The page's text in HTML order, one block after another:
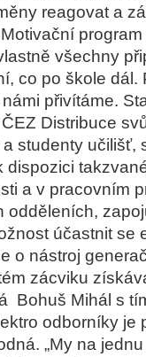
reagovat a
všechny
co po škole dál.
přivítáme.
Distribuce
studenty učilišť,
a v pracovním
odděleních,
účastnit se
o nástroj
zácviku
Bohuš Mihál s
odborníky je
„My na